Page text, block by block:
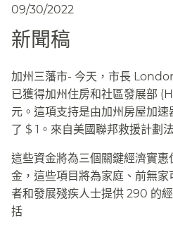
09/30/2022
新聞稿​​
加州三藩市- 今天，市長
已獲得加州住房和社區發展部
元。這項支持是由加州房屋加
了 $ 1。來自美國聯邦救援計劃
這些資金將為三個關鍵經濟實
金，這些項目將為家庭、前無
者和發展殘疾人士提供 290 的
括​​